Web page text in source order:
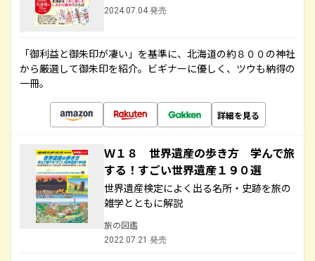
2024.07.04 発売
「御利益と御朱印が凄い」を基準に、北海道の約８００の神社
から厳選して御朱印を紹介。ビギナーに優しく、ツウも納得の
一冊。
詳細を見る
Ｗ１８ 世界遺産の歩き方 学んで旅
する！すごい世界遺産１９０選
世界遺産検定によく出る名所・史跡を旅の
雑学とともに解説
旅の図鑑
2022.07.21 発売